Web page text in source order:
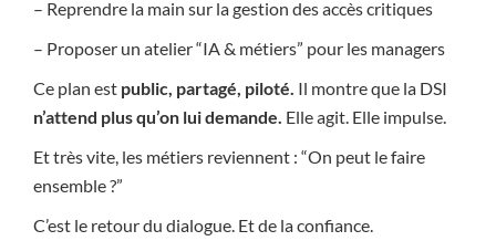
– Reprendre la main sur la gestion des accès critiques
– Proposer un atelier “IA & métiers” pour les managers
Ce plan est public, partagé, piloté. Il montre que la DSI
n’attend plus qu’on lui demande. Elle agit. Elle impulse.
Et très vite, les métiers reviennent : “On peut le faire
ensemble ?”
C’est le retour du dialogue. Et de la confiance.